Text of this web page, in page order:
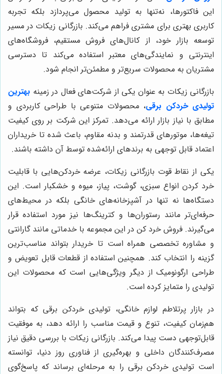
این فاکتورها، نه‌تنها به تولید محصول می‌پردازد بلکه تجربه
کاربری بهتری برای مشتری فراهم می‌کند. بازرگانی زیکات در مسیر
توسعه بازار خود، از کانال‌های فروش مستقیم، فروشگاه‌های
اینترنتی و نمایندگی‌های معتبر استفاده می‌کند تا دسترسی
مشتریان به محصولات سریع‌تر و مطمئن‌تر انجام شود.
بازرگانی زیکات به عنوان یکی از شرکت‌های فعال در زمینه بهترین
تولیدی خردکن برقی، محصولات متنوعی با طراحی کاربردی و
مطابق با نیاز بازار ارائه می‌دهد. تمرکز این شرکت بر روی کیفیت
تیغه‌ها، موتورهای قدرتمند و بدنه مقاوم، باعث شده تا خریداران
اعتماد قابل توجهی به برندهای ارائه‌شده توسط آن داشته باشند.
یکی از نقاط قوت بازرگانی زیکات، عرضه خردکن‌هایی با قابلیت
خرد کردن انواع سبزی، گوشت، پیاز، میوه و خشکبار است. این
دستگاه‌ها نه تنها در آشپزخانه‌های خانگی بلکه در محیط‌های
حرفه‌ای‌تر مانند رستوران‌ها و کترینگ‌ها نیز مورد استفاده قرار
می‌گیرند. فروش خرد کن در این مجموعه با خدماتی مانند گارانتی
و مشاوره تخصصی همراه است تا خریدار بتواند مناسب‌ترین
گزینه را انتخاب کند. همچنین استفاده از قطعات قابل تعویض و
طراحی ارگونومیک از دیگر ویژگی‌هایی است که محصولات این
تولیدی را متمایز کرده است.
در بازار پرتلاطم لوازم خانگی، تولیدی خردکن برقی که بتواند
هم‌زمان کیفیت، تنوع و قیمت مناسب را ارائه دهد، به موفقیت
قابل‌توجهی دست پیدا می‌کند. بازرگانی زیکات با بررسی دقیق نیاز
مصرف‌کنندگان داخلی و بهره‌گیری از فناوری روز دنیا، توانسته
است تولیدی خردکن برقی را به مرحله‌ای برساند که پاسخ‌گوی